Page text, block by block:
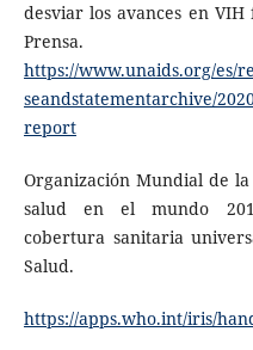
desviar los avances en
Prensa.
https://www.unaids.org/es/
seandstatementarchive/
report
Organización Mundial de
salud en el mundo
cobertura sanitaria
Salud.
https://apps.who.int/iris/